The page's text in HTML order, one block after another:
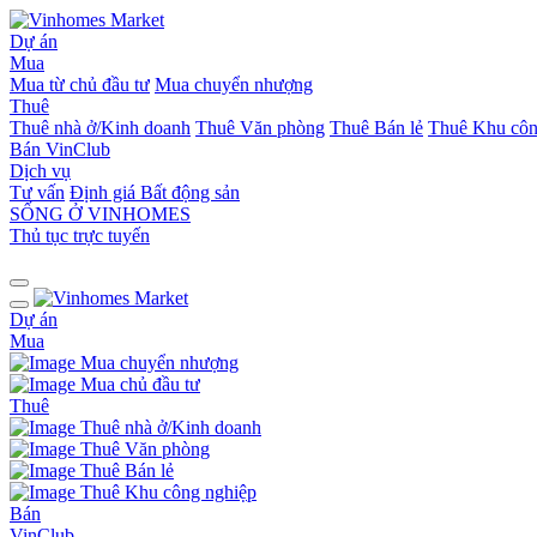
Dự án
Mua
Mua từ chủ đầu tư Mua chuyển nhượng
Thuê
Thuê nhà ở/Kinh doanh Thuê Văn phòng Thuê Bán lẻ Thuê Khu
Bán VinClub
Dịch vụ
Tư vấn Định giá Bất động sản
SỐNG Ở VINHOMES
Thủ tục trực tuyến
Dự án
Mua
Mua chuyển nhượng
Mua chủ đầu tư
Thuê
Thuê nhà ở/Kinh doanh
Thuê Văn phòng
Thuê Bán lẻ
Thuê Khu công nghiệp
Bán